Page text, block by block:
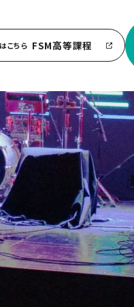
こちら FSM高等課程